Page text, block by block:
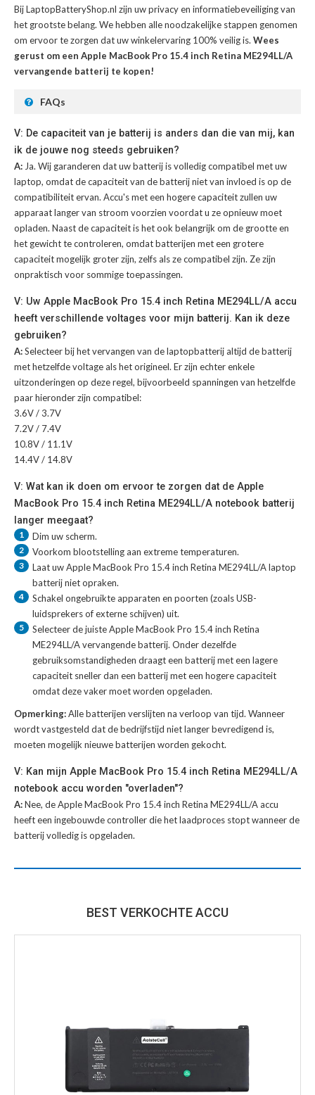
Bij LaptopBatteryShop.nl zijn uw privacy en informatiebeveiliging van
het grootste belang. We hebben alle noodzakelijke stappen genomen
om ervoor te zorgen dat uw winkelervaring 100% veilig is. Wees
gerust om een Apple MacBook Pro 15.4 inch Retina ME294LL/A
vervangende batterij te kopen!
FAQs
V: De capaciteit van je batterij is anders dan die van mij, kan
ik de jouwe nog steeds gebruiken?
A: Ja. Wij garanderen dat uw batterij is volledig compatibel met uw
laptop, omdat de capaciteit van de batterij niet van invloed is op de
compatibiliteit ervan. Accu's met een hogere capaciteit zullen uw
apparaat langer van stroom voorzien voordat u ze opnieuw moet
opladen. Naast de capaciteit is het ook belangrijk om de grootte en
het gewicht te controleren, omdat batterijen met een grotere
capaciteit mogelijk groter zijn, zelfs als ze compatibel zijn. Ze zijn
onpraktisch voor sommige toepassingen.
V: Uw Apple MacBook Pro 15.4 inch Retina ME294LL/A accu
heeft verschillende voltages voor mijn batterij. Kan ik deze
gebruiken?
A:Selecteer bij het vervangen van de laptopbatterij altijd de batterij
met hetzelfde voltage als het origineel. Er zijn echter enkele
uitzonderingen op deze regel, bijvoorbeeld spanningen van hetzelfde
paar hieronder zijn compatibel:
3.6V / 3.7V
7.2V / 7.4V
10.8V / 11.1V
14.4V / 14.8V
V: Wat kan ik doen om ervoor te zorgen dat de Apple
MacBook Pro 15.4 inch Retina ME294LL/A notebook batterij
langer meegaat?
1 Dim uw scherm.
2 Voorkom blootstelling aan extreme temperaturen.
3 Laat uwApple MacBook Pro 15.4 inch Retina ME294LL/A laptop
batterijniet opraken.
4
Schakel ongebruikte apparaten en poorten (zoals USB-
luidsprekers of externe schijven) uit.
5 Selecteer de juisteApple MacBook Pro 15.4 inch Retina
ME294LL/A vervangende batterij. Onder dezelfde
gebruiksomstandigheden draagt een batterij met een lagere
capaciteit sneller dan een batterij met een hogere capaciteit
omdat deze vaker moet worden opgeladen.
Opmerking:Alle batterijen verslijten na verloop van tijd. Wanneer
wordt vastgesteld dat de bedrijfstijd niet langer bevredigend is,
moeten mogelijk nieuwe batterijen worden gekocht.
V: Kan mijn Apple MacBook Pro 15.4 inch Retina ME294LL/A
notebook accu worden "overladen"?
A:Nee, de Apple MacBook Pro 15.4 inch Retina ME294LL/A accu
heeft een ingebouwde controller die het laadproces stopt wanneer de
batterij volledig is opgeladen.
BEST VERKOCHTE ACCU